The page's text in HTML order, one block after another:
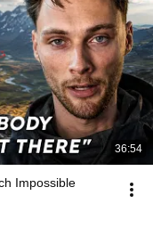
36:54
Impossible